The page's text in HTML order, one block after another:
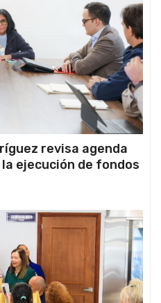
revisa agenda
ejecución de fondos